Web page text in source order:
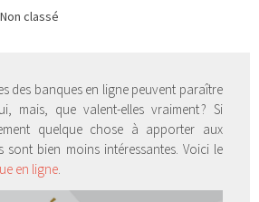
Non classé
des banques en ligne peuvent paraître
mais, que valent-elles vraiment ? Si
quelque chose à apporter aux
sont bien moins intéressantes. Voici le
en ligne.